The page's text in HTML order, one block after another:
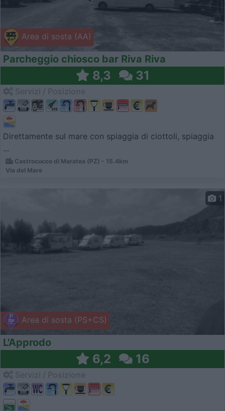
Area di sosta (AA)
Parcheggio chiosco bar Riva Riva
8,3 31
Direttamente sul mare con spiaggia di ciottoli, spiaggia
...
Castrocucco di Maratea (PZ) - 15.4km
Via del Mare
Area di sosta (PS+CS)
1
L'Approdo
6,2 16